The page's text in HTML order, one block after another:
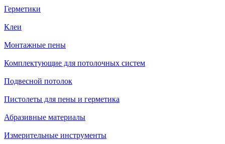
Герметики
Клеи
Монтажные пены
Комплектующие для потолочных систем
Подвесной потолок
Пистолеты для пены и герметика
Абразивные материалы
Измерительные инструменты